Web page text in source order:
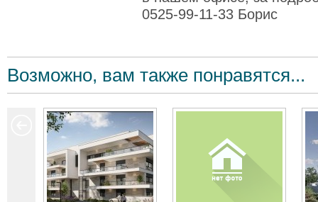
0525-99-11-33 Борис
Возможно, вам также понравятся...